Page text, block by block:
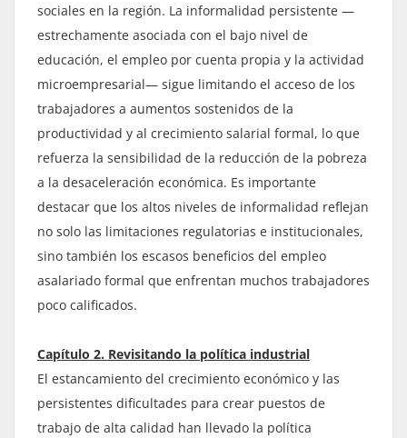
sociales en la región. La informalidad persistente —
estrechamente asociada con el bajo nivel de
educación, el empleo por cuenta propia y la actividad
microempresarial— sigue limitando el acceso de los
trabajadores a aumentos sostenidos de la
productividad y al crecimiento salarial formal, lo que
refuerza la sensibilidad de la reducción de la pobreza
a la desaceleración económica. Es importante
destacar que los altos niveles de informalidad reflejan
no solo las limitaciones regulatorias e institucionales,
sino también los escasos beneficios del empleo
asalariado formal que enfrentan muchos trabajadores
poco calificados.
Capítulo 2. Revisitando la política industrial
El estancamiento del crecimiento económico y las
persistentes dificultades para crear puestos de
trabajo de alta calidad han llevado la política